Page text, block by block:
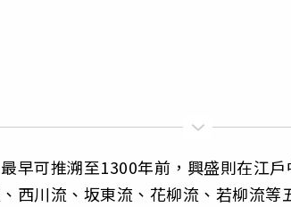
早可推溯至1300年前，興盛則在江
西川流、坂東流、花柳流、若柳流等